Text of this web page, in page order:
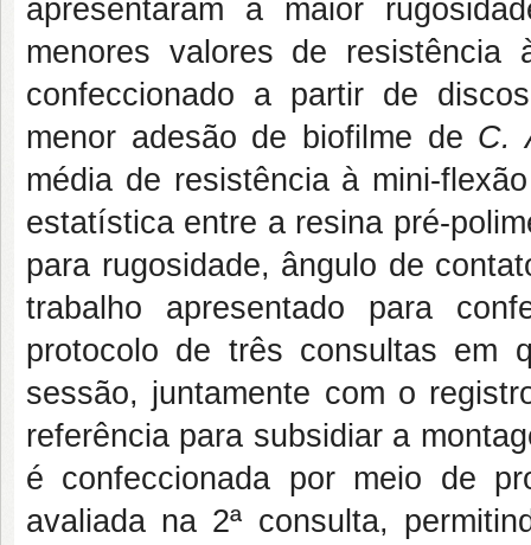
apresentaram a maior
menores valores de
confeccionado a partir de
menor adesão de biofilme de C.
média de resistência à mini-
estatística entre a resina pré-
para rugosidade, ângulo de
trabalho apresentado para
protocolo de três consultas em
sessão, juntamente com o
referência para subsidiar a
é confeccionada por meio de
avaliada na 2ª consulta,